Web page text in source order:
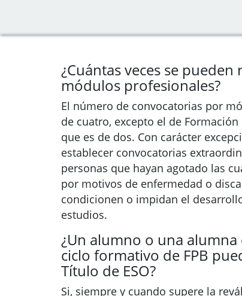
¿Cuántas veces se
módulos profesionales?
El número de convocatorias por
de cuatro, excepto el de
que es de dos. Con carácter
establecer convocatorias
personas que hayan agotado las
por motivos de enfermedad o
condicionen o impidan el
estudios.
¿Un alumno o una
ciclo formativo de FPB
Título de ESO?
Si, siempre y cuando supere la